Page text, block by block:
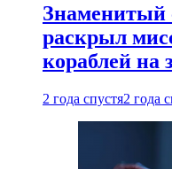
Знаменитый
раскрыл
кораблей на
2 года спустя2 года